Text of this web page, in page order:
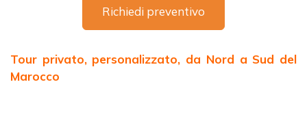
Richiedi preventivo
Tour privato, personalizzato, da Nord a Sud del
Marocco